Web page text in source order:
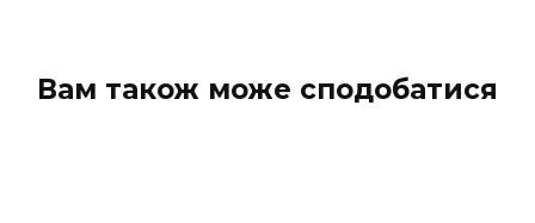
Вам також може сподобатися